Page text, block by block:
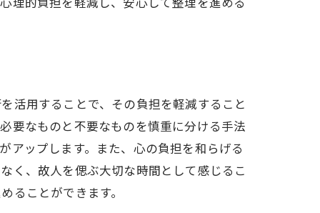
理的負担を軽減し、安心して整理を進める
活用することで、その負担を軽減すること
要なものと不要なものを慎重に分ける手法
アップします。また、心の負担を和らげる
く、故人を偲ぶ大切な時間として感じるこ
ることができます。